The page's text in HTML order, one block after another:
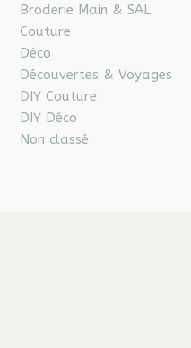
Broderie Main & SAL
Couture
Déco
Découvertes & Voyages
DIY Couture
DIY Déco
Non classé